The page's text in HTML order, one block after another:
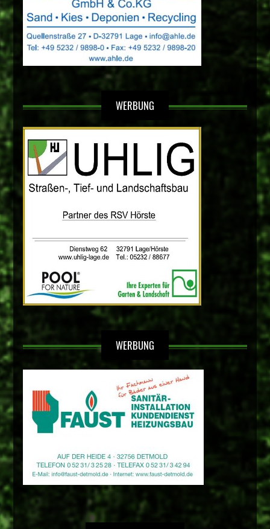
WERBUNG
WERBUNG